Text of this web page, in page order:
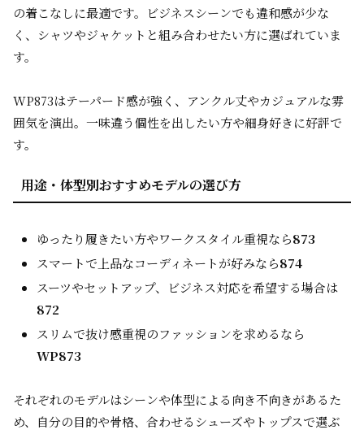
の着こなしに最適です。ビジネスシーンでも違和感が少な
く、シャツやジャケットと組み合わせたい方に選ばれていま
す。
WP873はテーパード感が強く、アンクル丈やカジュアルな雰
囲気を演出。一味違う個性を出したい方や細身好きに好評で
す。
用途・体型別おすすめモデルの選び方
ゆったり履きたい方やワークスタイル重視なら873
スマートで上品なコーディネートが好みなら874
スーツやセットアップ、ビジネス対応を希望する場合は
872
スリムで抜け感重視のファッションを求めるなら
WP873
それぞれのモデルはシーンや体型による向き不向きがあるた
め、自分の目的や骨格、合わせるシューズやトップスで選ぶ